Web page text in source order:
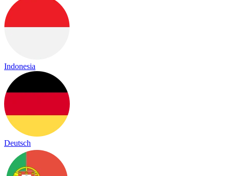
Indonesia
Deutsch